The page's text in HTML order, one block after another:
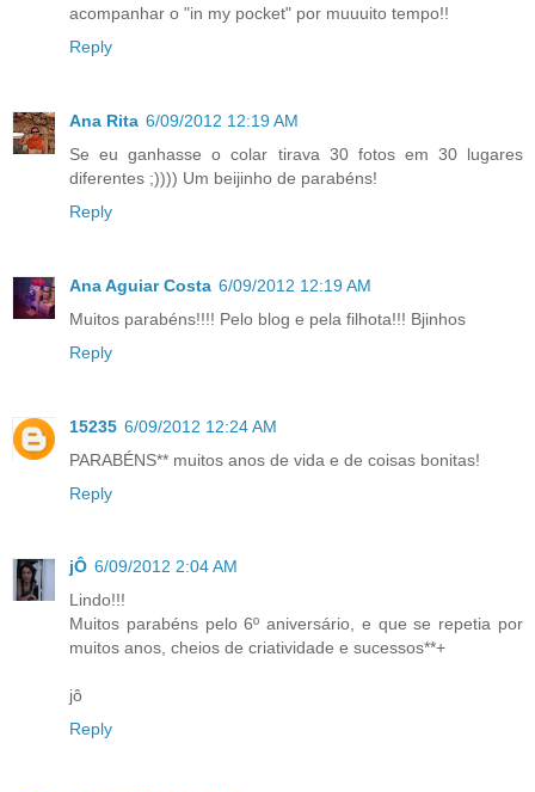
acompanhar o "in my pocket" por muuuito tempo!!
Reply
Ana Rita 6/09/2012 12:19 AM
Se eu ganhasse o colar tirava 30 fotos em 30 lugares
diferentes ;)))) Um beijinho de parabéns!
Reply
Ana Aguiar Costa 6/09/2012 12:19 AM
Muitos parabéns!!!! Pelo blog e pela filhota!!! Bjinhos
Reply
15235 6/09/2012 12:24 AM
PARABÉNS** muitos anos de vida e de coisas bonitas!
Reply
jÔ 6/09/2012 2:04 AM
Lindo!!!
Muitos parabéns pelo 6º aniversário, e que se repetia por
muitos anos, cheios de criatividade e sucessos**+
jô
Reply